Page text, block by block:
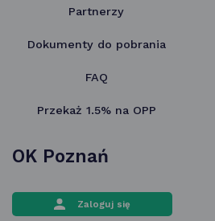
Partnerzy
Dokumenty do pobrania
FAQ
Przekaż 1.5% na OPP
OK Poznań
Zaloguj się